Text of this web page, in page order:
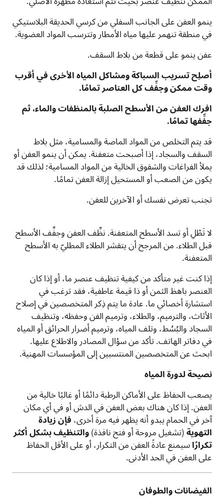
ينمو العفن على الجانب السفلي من كرسي الحديقة البلاستيكي
في منطقة تنهمر عليها مياه الأمطار وتترسب المواد العضوية.
عفن ينمو على قطعة من بلاط السقف.
أصلِح تسريب السباكة ومشاكل المياه الأخرى في أقرب
وقت ممكن وجفِّف كل العناصر تمامًا.
افرك العفن من الأسطح الصلبة بالمنظفات والماء، ثم
جفِّفها تمامًا.
قد يتم التخلص من المواد الماصة والمسامية، مثل بلاط
السقف والسجاد، إذا أصبحت متعفنة. يمكن أن ينمو العفن أو
يملأ الفراغات والشقوق الخالية من المواد المسامية؛ لذلك قد
يكون من الصعب أو المستحيل إزالة العفن تمامًا.
تجنب تعرض نفسك أو الآخرين للعفن.
لا تَطْلِ أو تسد الأسطح المتعفنة. نظِّف العفن وجفِّف الأسطح
قبل الطلاء. من المرجح أن يتقشر الطلاء المطليّ به الأسطح
المتعفنة.
إذا كنت غير متأكد من كيفية تنظيف عنصر ما، أو إذا كان
العنصر باهظ الثمن أو ذا قيمة عاطفية، فقد ترغب في
استشارة أخصائي ما. عادة ما يتم ذِكر المتخصصين في إصلاح
الأثاث، والترميم، والطلاء، وترميم الفن وحفظه، وتنظيف
السجاد والبُسُط، وتلف المياه، وترميم أضرار الحرائق أو المياه
في دفاتر الهاتف. تأكد من سؤال المصادر والاطلاع عليها.
ابحث عن المتخصصين المنتسبين إلى المؤسسات المهنية.
نصيحة لدورة المياه
يصعب الحفاظ على الأماكن الرطبة دائمًا أو غالبًا خالية من
العفن. إذا كان هناك بعض العفن في الدش أو في أي مكان
آخر في الحمام يبدو أنه يظهر فيه مرة أخرى،فإن زيادة
التهوية(تشغيل مروحة أو فتح نافذة)والتنظيف بشكل أكثر
تكرارًاسيمنع عادةً العفن من التكرار، أو على الأقل الحفاظ
على العفن في الحد الأدنى.
الفيضانات والطوفان